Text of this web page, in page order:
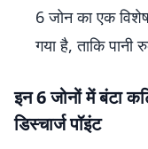
6 जोन का एक
गया है, ताकि
इन 6 जोनों में बंटा
डिस्चार्ज पॉइंट